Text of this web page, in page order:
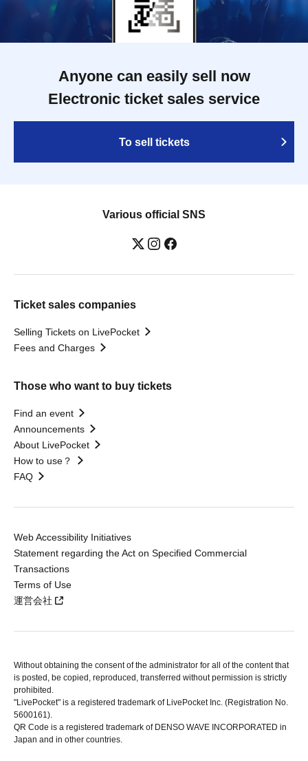
Anyone can easily sell now
Electronic ticket sales service
To sell tickets
Various official SNS
Ticket sales companies
Selling Tickets on LivePocket
Fees and Charges
Those who want to buy tickets
Find an event
Announcements
About LivePocket
How to use？
FAQ
Web Accessibility Initiatives
Statement regarding the Act on Specified Commercial
Transactions
Terms of Use
運営会社
Without obtaining the consent of the administrator for all of the content that
is posted, be copied, reproduced, transferred without permission is strictly
prohibited.
"LivePocket" is a registered trademark of LivePocket Inc. (Registration No.
5600161).
QR Code is a registered trademark of DENSO WAVE INCORPORATED in
Japan and in other countries.